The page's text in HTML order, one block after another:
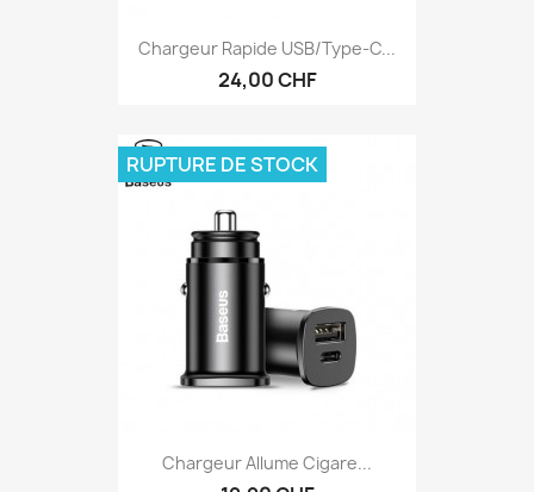
Chargeur Rapide USB/type-C...
24,00 CHF
Chargeur Allume Cigare...
RUPTURE DE STOCK